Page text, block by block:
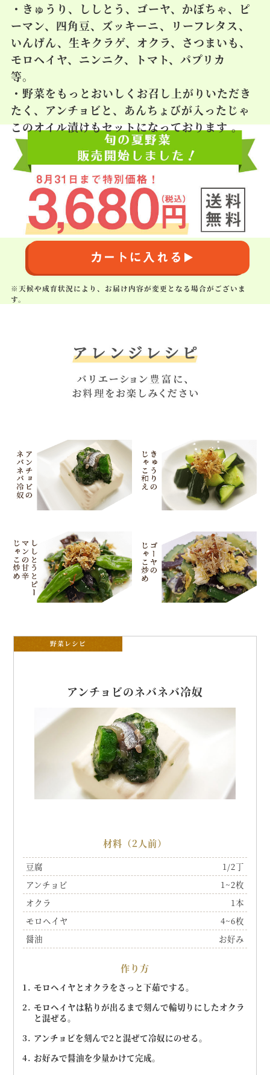
・きゅうり、ししとう、ゴーヤ、かぼちゃ、ピ
ーマン、四角豆、ズッキーニ、リーフレタス、
いんげん、生キクラゲ、オクラ、さつまいも、
モロヘイヤ、ニンニク、トマト、パプリカ
等。
・野菜をもっとおいしくお召し上がりいただき
たく、アンチョビと、あんちょびが入ったじゃ
このオイル漬けもセットになっております 。
※天候や成育状況により、お届け内容が変更となる場合がございま
す。
野菜レシピ
アンチョビのネバネバ冷奴
材料（2人前）
豆腐
1/2丁
アンチョビ
1~2枚
オクラ
1本
モロヘイヤ
4~6枚
醤油
お好み
作り方
モロヘイヤとオクラをさっと下茹でする。
モロヘイヤは粘りが出るまで刻んで輪切りにしたオクラ
と混ぜる。
アンチョビを刻んで2と混ぜて冷奴にのせる。
お好みで醤油を少量かけて完成。